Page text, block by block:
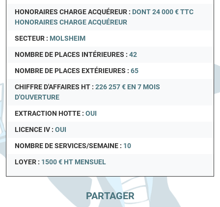
HONORAIRES CHARGE ACQUÉREUR : DONT 24 000 € TTC
HONORAIRES CHARGE ACQUÉREUR
SECTEUR : MOLSHEIM
NOMBRE DE PLACES INTÉRIEURES : 42
NOMBRE DE PLACES EXTÉRIEURES : 65
CHIFFRE D'AFFAIRES HT : 226 257 € EN 7 MOIS
D'OUVERTURE
EXTRACTION HOTTE : OUI
LICENCE IV : OUI
NOMBRE DE SERVICES/SEMAINE : 10
LOYER : 1500 € HT MENSUEL
PARTAGER